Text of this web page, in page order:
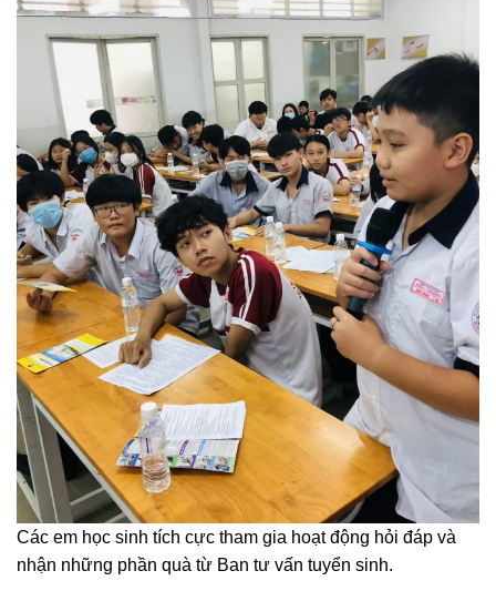
Các em học sinh tích cực tham gia hoạt động hỏi đáp và
nhận những phần quà từ Ban tư vấn tuyển sinh.